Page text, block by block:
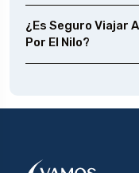
¿Es Seguro Viajar
Por El Nilo?